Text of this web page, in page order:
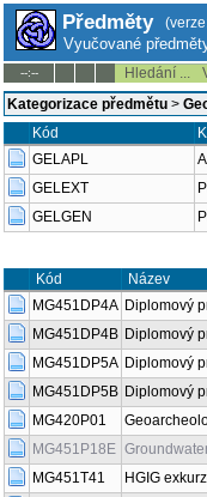
Předměty
Vyučované
--:-- Hledání ...
Kategorizace předmětu >
Kód
GELAPL
GELEXT
GELGEN
Kód Název
MG451DP4A Diplomový
MG451DP4B Diplomový
MG451DP5A Diplomový
MG451DP5B Diplomový
MG420P01
MG451P18E
MG451T41
HGIG